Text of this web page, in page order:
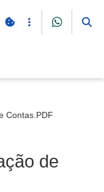
Contas.PDF
de